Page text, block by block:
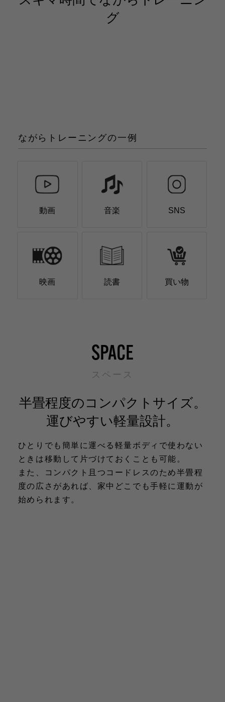
グ
ながらトレーニングの一例
動画 音楽 SNS
映画 読書 買い物
SPACE
スペース
半畳程度のコンパクトサイズ。
運びやすい軽量設計。
ひとりでも簡単に運べる軽量ボディで使わない
ときは移動して片づけておくことも可能。
また、コンパクト且つコードレスのため半畳程
度の広さがあれば、家中どこでも手軽に運動が
始められます。